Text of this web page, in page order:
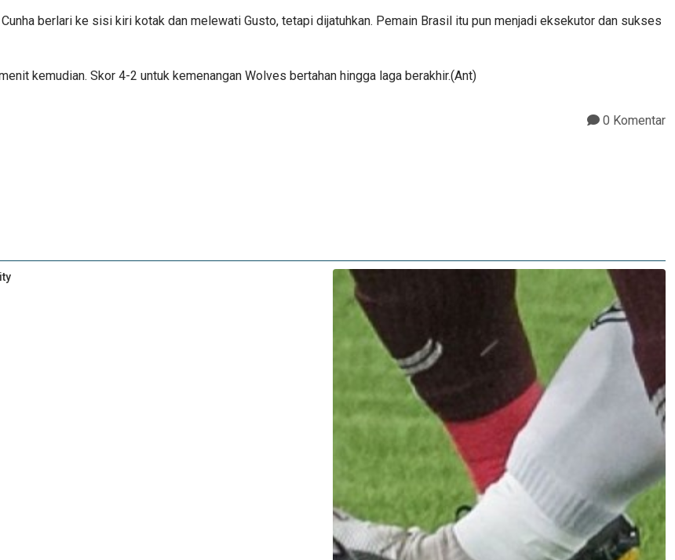
berlari ke sisi kiri kotak dan melewati Gusto, tetapi dijatuhkan. Pemain Brasil itu pun menjadi eksekutor dan sukses
kemudian. Skor 4-2 untuk kemenangan Wolves bertahan hingga laga berakhir.(Ant)
0 Komentar